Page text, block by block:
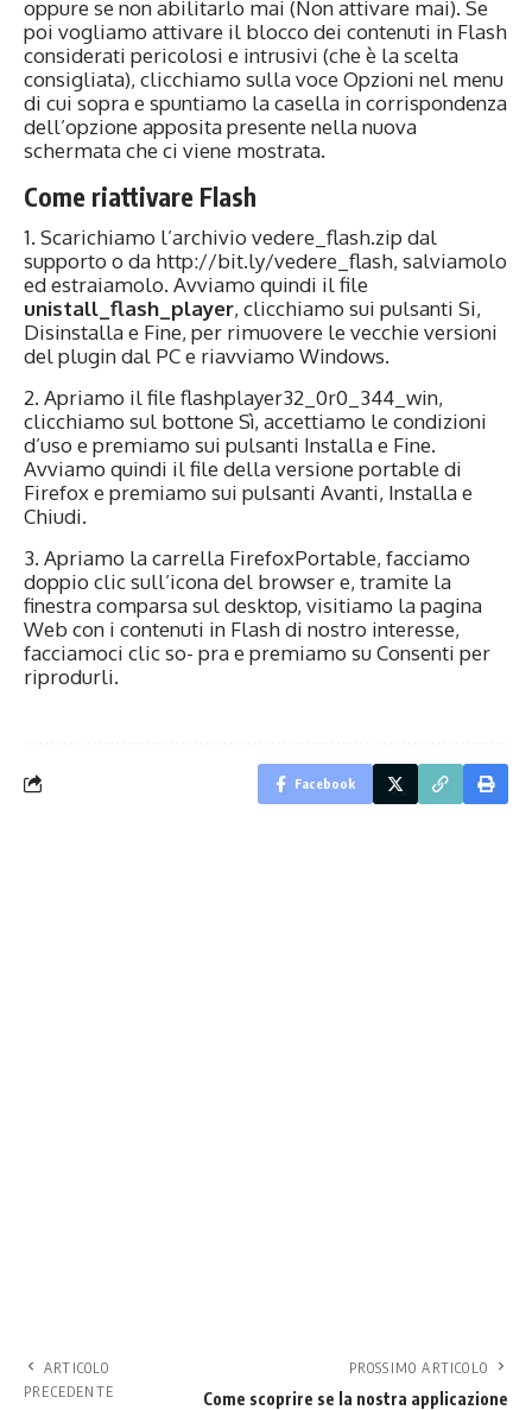
oppure se non abilitarlo mai (Non attivare mai). Se
poi vogliamo attivare il blocco dei contenuti in Flash
considerati pericolosi e intrusivi (che è la scelta
consigliata), clicchiamo sulla voce Opzioni nel menu
di cui sopra e spuntiamo la casella in corrispondenza
dell’opzione apposita presente nella nuova
schermata che ci viene mostrata.
Come riattivare Flash
1. Scarichiamo l’archivio vedere_flash.zip dal
supporto o da http://bit.ly/vedere_flash, salviamolo
ed estraiamolo. Avviamo quindi il file
unistall_flash_player, clicchiamo sui pulsanti Si,
Disinstalla e Fine, per rimuovere le vecchie versioni
del plugin dal PC e riavviamo Windows.
2. Apriamo il file flashplayer32_0r0_344_win,
clicchiamo sul bottone Sì, accettiamo le condizioni
d’uso e premiamo sui pulsanti Installa e Fine.
Avviamo quindi il file della versione portable di
Firefox e premiamo sui pulsanti Avanti, Installa e
Chiudi.
3. Apriamo la carrella FirefoxPortable, facciamo
doppio clic sull’icona del browser e, tramite la
finestra comparsa sul desktop, visitiamo la pagina
Web con i contenuti in Flash di nostro interesse,
facciamoci clic so- pra e premiamo su Consenti per
riprodurli.
Facebook
ARTICOLO
PRECEDENTE
PROSSIMO ARTICOLO
Come scoprire se la nostra applicazione